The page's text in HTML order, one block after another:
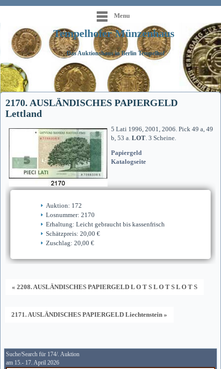
Menu
Tempelhofer Münzenhaus
Das Auktionshaus in Berlin Tempelhof
2170. AUSLÄNDISCHES PAPIERGELD
Lettland
5 Lati 1996, 2001, 2006. Pick 49 a, 49
b, 53 a. LOT. 3 Scheine.
Papiergeld
Katalogseite
Auktion: 172
Losnummer: 2170
Erhaltung: Leicht gebraucht bis kassenfrisch
Schätzpreis: 20,00 €
Zuschlag: 20,00 €
« 2208. AUSLÄNDISCHES PAPIERGELD L O T S L O T S L O T S
2171. AUSLÄNDISCHES PAPIERGELD Liechtenstein »
Suche/Search für 174/. Auktion
am 15.- 17. April 2026